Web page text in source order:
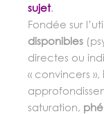
sujet.
Fondée sur
disponibles
directes ou
« convincers »,
saturation,